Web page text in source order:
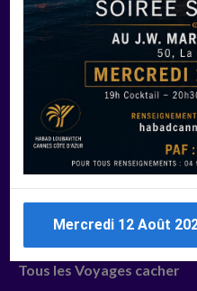
Manger Cacher
Liste des restaurants cacher
Restaurants cacher à Paris
Restaurants cacher à Deauville
Restaurants cacher à Lyon
Restaurants cacher à Marseille
Restaurants cacher Dubaï
Tous les Voyages cacher